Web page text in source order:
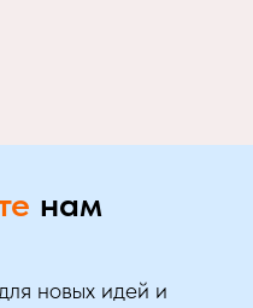
нам
новых идей и